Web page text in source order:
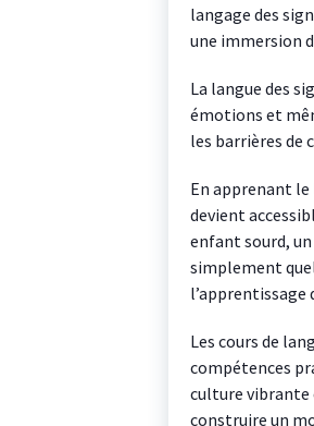
langage des
une immersion
La langue des
émotions et
les barrières de
En apprenant le
devient
enfant sourd,
simplement
l’apprentissage
Les cours de
compétences
culture vibrante
construire un